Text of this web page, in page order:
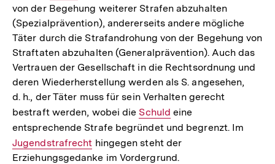
Link:
von der Begehung weiterer Strafen abzuhalten
(Spezialprävention), andererseits andere mögliche
Täter durch die Strafandrohung von der Begehung von
Straftaten abzuhalten (Generalprävention). Auch das
Vertrauen der Gesellschaft in die Rechtsordnung und
deren Wiederherstellung werden als S. angesehen,
d. h., der Täter muss für sein Verhalten gerecht
bestraft werden, wobei die Interner
Link:
Schuld eine
entsprechende Strafe begründet und begrenzt. Im
Jugendstrafrecht hingegen steht der
Erziehungsgedanke im Vordergrund.